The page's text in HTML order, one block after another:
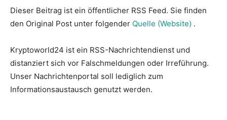
Dieser Beitrag ist ein öffentlicher RSS Feed. Sie finden
den Original Post unter folgender Quelle (Website) .
Kryptoworld24 ist ein RSS-Nachrichtendienst und
distanziert sich vor Falschmeldungen oder Irreführung.
Unser Nachrichtenportal soll lediglich zum
Informationsaustausch genutzt werden.